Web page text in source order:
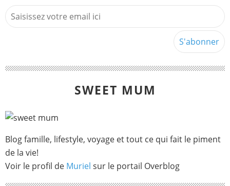
SWEET MUM
Blog famille, lifestyle, voyage et tout ce qui fait le piment
de la vie!
Voir le profil de Muriel sur le portail Overblog